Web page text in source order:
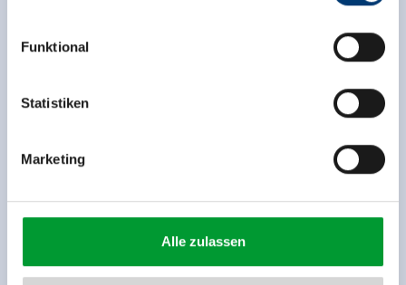
Rohr 23// A-6280 Zell am Ziller
www.zillertalarena.com
Funktional
Statistiken
Marketing
Alle zulassen